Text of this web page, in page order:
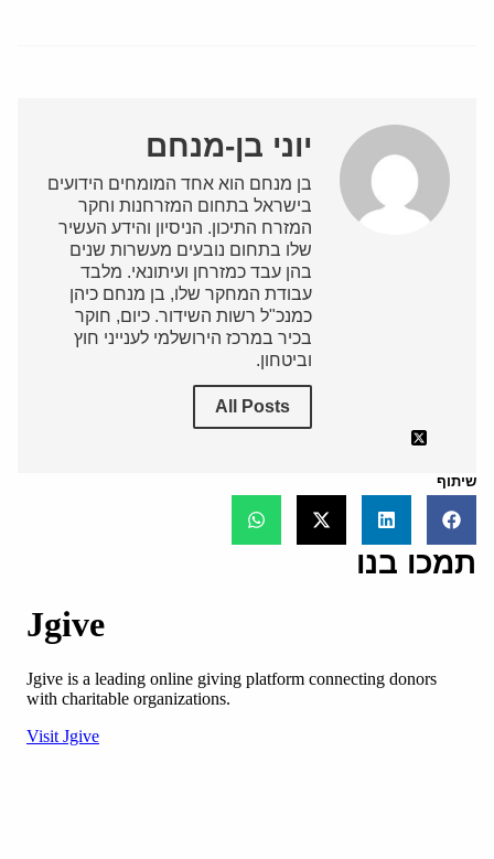
יוני בן-מנחם
בן מנחם הוא אחד המומחים הידועים
בישראל בתחום המזרחנות וחקר
המזרח התיכון. הניסיון והידע העשיר
שלו בתחום נובעים מעשרות שנים
בהן עבד כמזרחן ועיתונאי. מלבד
עבודת המחקר שלו, בן מנחם כיהן
כמנכ"ל רשות השידור. כיום, חוקר
בכיר במרכז הירושלמי לענייני חוץ
וביטחון.
All Posts
שיתוף
תמכו בנו